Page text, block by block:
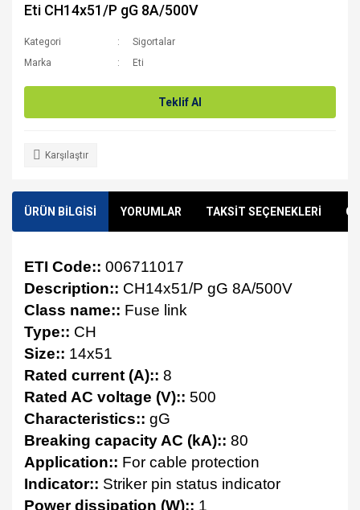
Eti CH14x51/P gG 8A/500V
Kategori
Sigortalar
Marka
Eti
Teklif Al
Karşılaştır
ÜRÜN BİLGİSİ YORUMLAR TAKSİT SEÇENEKLERİ
ETI Code:: 006711017
Description:: CH14x51/P gG 8A/500V
Class name:: Fuse link
Type:: CH
Size:: 14x51
Rated current (A):: 8
Rated AC voltage (V):: 500
Characteristics:: gG
Breaking capacity AC (kA):: 80
Application:: For cable protection
Indicator:: Striker pin status indicator
Power dissipation (W):: 1